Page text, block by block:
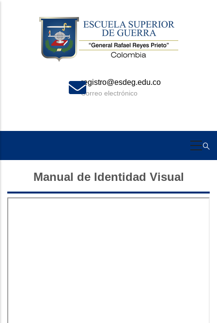
registro@esdeg.edu.co
Correo electrónico
Manual de Identidad Visual